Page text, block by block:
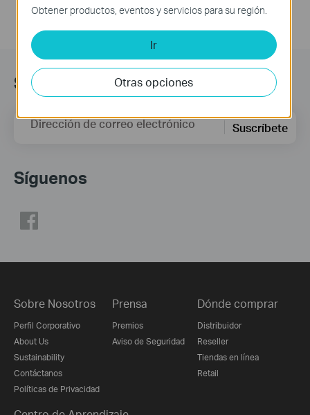
Suscripción
Dirección de correo electrónico Suscríbete
Síguenos
Sobre Nosotros
Perfil Corporativo
About Us
Sustainability
Contáctanos
Políticas de Privacidad
Prensa
Premios
Aviso de Seguridad
Dónde comprar
Distribuidor
Reseller
Tiendas en línea
Retail
Obtener productos, eventos y servicios para su región.
Ir
Otras opciones